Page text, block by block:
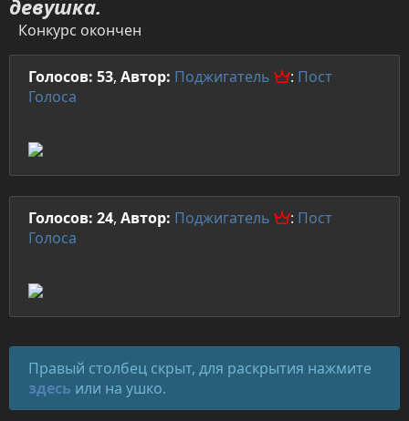
девушка.
Конкурс окончен
Голосов: 53, Автор: Поджигатель : Пост
Голоса
Голосов: 24, Автор: Поджигатель : Пост
Голоса
Правый столбец скрыт, для раскрытия нажмите
здесь или на ушко.